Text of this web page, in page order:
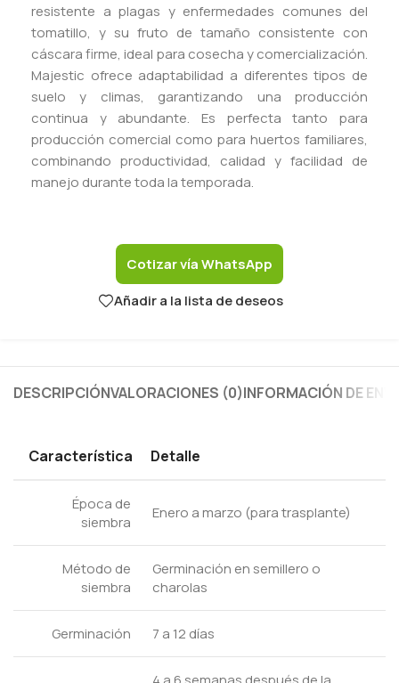
resistente a plagas y enfermedades comunes del
tomatillo, y su fruto de tamaño consistente con
cáscara firme, ideal para cosecha y comercialización.
Majestic ofrece adaptabilidad a diferentes tipos de
suelo y climas, garantizando una producción
continua y abundante. Es perfecta tanto para
producción comercial como para huertos familiares,
combinando productividad, calidad y facilidad de
manejo durante toda la temporada.
Cotizar vía WhatsApp
Añadir a la lista de deseos
DESCRIPCIÓNVALORACIONES (0)INFORMACIÓN DE
Característica Detalle
Época de
siembra
Enero a marzo (para trasplante)
Método de
siembra
Germinación en semillero o
charolas
Germinación 7 a 12 días